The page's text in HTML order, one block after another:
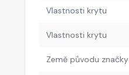
Vlastnosti krytu
Vlastnosti krytu
Země původu značky